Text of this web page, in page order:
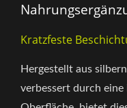
Kratzfeste
Hergestellt aus
verbessert durch